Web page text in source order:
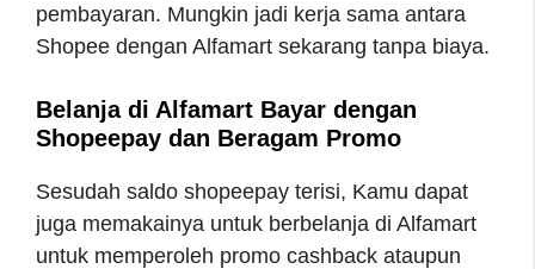
pembayaran. Mungkin jadi kerja sama antara
Shopee dengan Alfamart sekarang tanpa biaya.
Belanja di Alfamart Bayar dengan
Shopeepay dan Beragam Promo
Sesudah saldo shopeepay terisi, Kamu dapat
juga memakainya untuk berbelanja di Alfamart
untuk memperoleh promo cashback ataupun